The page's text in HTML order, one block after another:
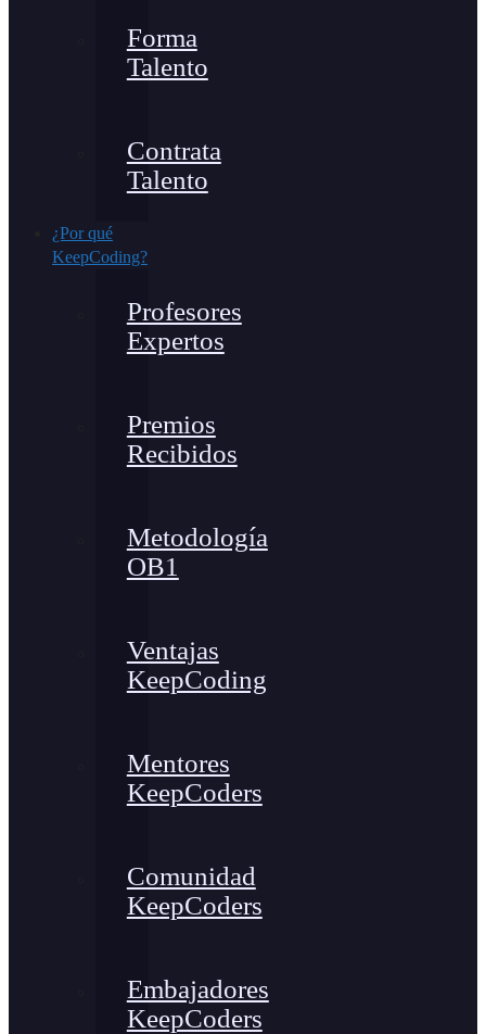
Forma
Talento
Contrata
Talento
¿Por qué
KeepCoding?
Profesores
Expertos
Premios
Recibidos
Metodología
OB1
Ventajas
KeepCoding
Mentores
KeepCoders
Comunidad
KeepCoders
Embajadores
KeepCoders